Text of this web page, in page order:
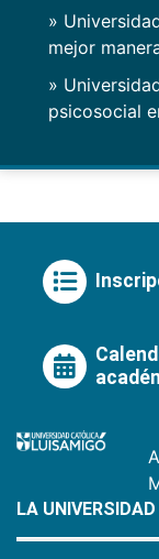
»
mejor
»
psicosocial
LA UNIVERSIDAD